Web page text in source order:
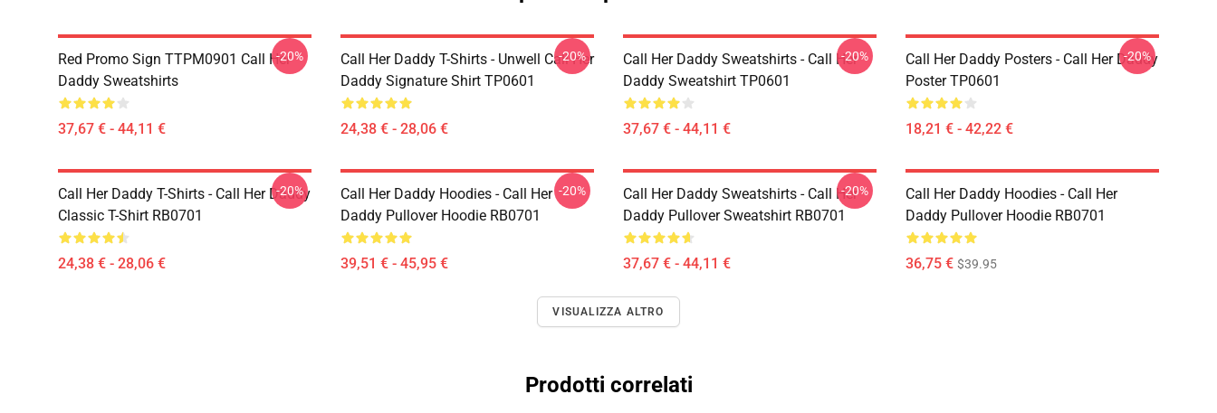
Red Promo Sign TTPM0901 Call Her
Daddy Sweatshirts
37,67 € - 44,11 €
-20%
Call Her Daddy T-Shirts - Unwell Call Her
Daddy Signature Shirt TP0601
24,38 € - 28,06 €
-20%
Call Her Daddy Sweatshirts - Call Her
Daddy Sweatshirt TP0601
37,67 € - 44,11 €
-20%
Call Her Daddy Posters - Call Her Daddy
Poster TP0601
18,21 € - 42,22 €
-20%
Call Her Daddy T-Shirts - Call Her Daddy
Classic T-Shirt RB0701
24,38 € - 28,06 €
-20%
Call Her Daddy Hoodies - Call Her
Daddy Pullover Hoodie RB0701
39,51 € - 45,95 €
-20%
Call Her Daddy Sweatshirts - Call Her
Daddy Pullover Sweatshirt RB0701
37,67 € - 44,11 €
-20%
Call Her Daddy Hoodies - Call Her
Daddy Pullover Hoodie RB0701
36,75 € $39.95
VISUALIZZA ALTRO
Prodotti correlati